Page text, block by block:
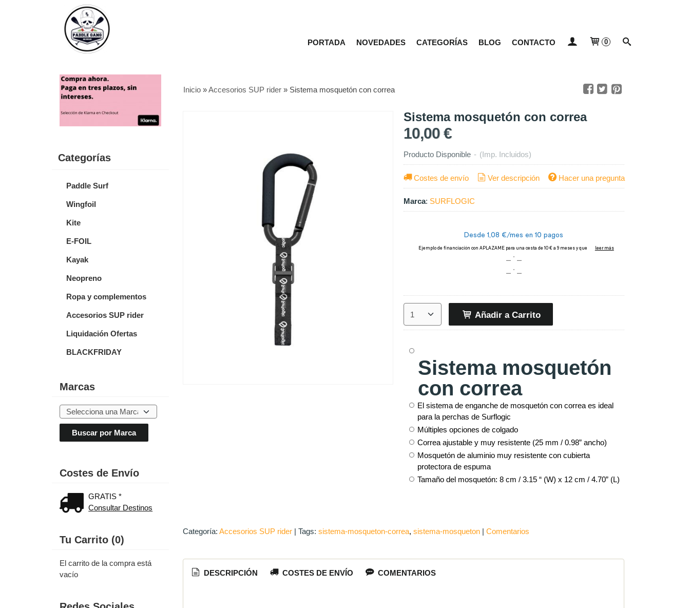
PORTADA NOVEDADES CATEGORÍAS BLOG CONTACTO 0
Categorías
Paddle Surf
Wingfoil
Kite
E-FOIL
Kayak
Neopreno
Ropa y complementos
Accesorios SUP rider
Liquidación Ofertas
BLACKFRIDAY
Marcas
Costes de Envío
GRATIS *
Consultar Destinos
Tu Carrito (0)
El carrito de la compra está
vacío
Inicio»Accesorios SUP rider» Sistema mosquetón con correa
Sistema mosquetón con correa
10,00 €
Producto Disponible - (Imp. Incluidos)
Costes de envío Ver descripción Hacer una pregunta
Marca: SURFLOGIC
Añadir a Carrito
Sistema mosquetón
con correa
El sistema de enganche de mosquetón con correa es ideal
para la perchas de Surflogic
Múltiples opciones de colgado
Correa ajustable y muy resistente (25 mm / 0.98” ancho)
Mosquetón de aluminio muy resistente con cubierta
protectora de espuma
Tamaño del mosquetón: 8 cm / 3.15 “ (W) x 12 cm / 4.70” (L)
Categoría: Accesorios SUP rider| Tags: sistema-mosqueton-correa sistema-mosqueton | Comentarios
DESCRIPCIÓN COSTES DE ENVÍO COMENTARIOS